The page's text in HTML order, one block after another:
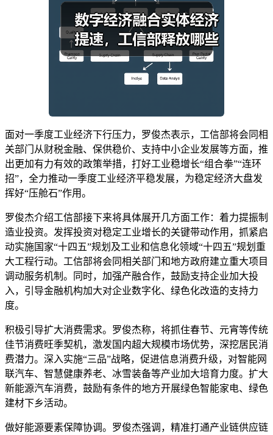
面对一季度工业经济下行压力，罗俊杰表示，工信部将会同相
关部门从财税金融、保供稳价、支持中小企业发展等方面，推
出更加有力有效的政策举措，打好工业稳增长“组合拳”“连环
招”，全力推动一季度工业经济平稳发展，为稳定经济大盘发
挥好“压舱石”作用。
罗俊杰介绍工信部接下来将具体展开几方面工作：着力提振制
造业投资。发挥投资对稳定工业增长的关键带动作用，抓紧启
动实施国家“十四五”规划及工业和信息化领域“十四五”规划重
大工程行动。工信部将会同相关部门和地方政府建立重大项目
调动服务机制。同时，加强产融合作，鼓励支持企业加大投
入，引导金融机构加大对企业数字化、绿色化改造的支持力
度。
积极引导扩大消费需求。罗俊杰称，将抓住春节、元宵等传统
佳节消费旺季契机，激发国内超大规模市场优势，深挖居民消
费潜力。深入实施“三品”战略，促进信息消费升级，对智能网
联汽车、智慧健康养老、冰雪装备等产业加大培育力度。扩大
新能源汽车消费，鼓励有条件的地方开展绿色智能家电、绿色
建材下乡活动。
做好能源要素保障协调。罗俊杰强调，精准打通产业链供应链